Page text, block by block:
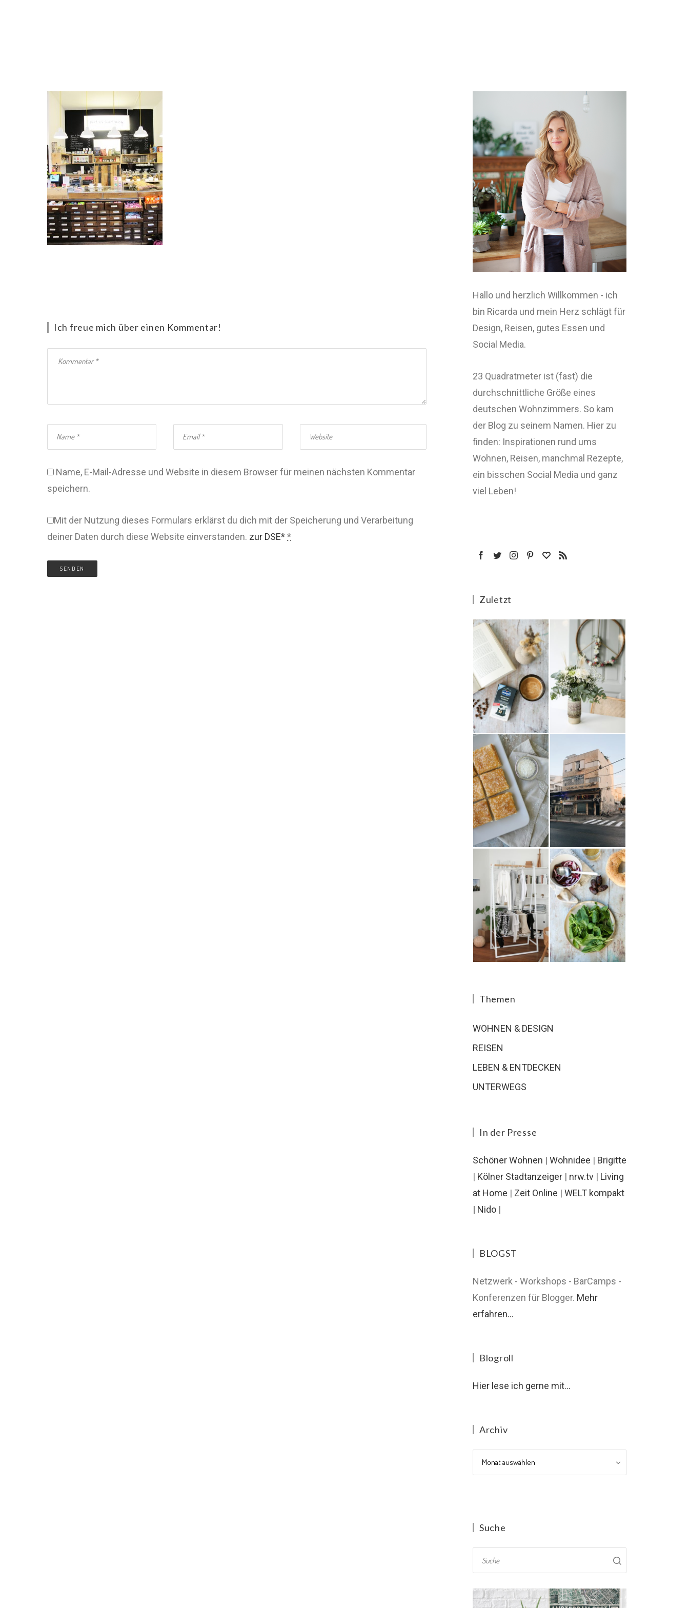
Ich freue mich über einen Kommentar!
Name, E-Mail-Adresse und Website in diesem Browser für meinen nächsten Kommentar
speichern.
Mit der Nutzung dieses Formulars erklärst du dich mit der Speicherung und Verarbeitung
deiner Daten durch diese Website einverstanden. zur DSE**
Hallo und herzlich Willkommen - ich
bin Ricarda und mein Herz schlägt für
Design, Reisen, gutes Essen und
Social Media.
23 Quadratmeter ist (fast) die
durchschnittliche Größe eines
deutschen Wohnzimmers. So kam
der Blog zu seinem Namen. Hier zu
finden: Inspirationen rund ums
Wohnen, Reisen, manchmal Rezepte,
ein bisschen Social Media und ganz
viel Leben!
Zuletzt
Themen
WOHNEN & DESIGN
REISEN
LEBEN & ENTDECKEN
UNTERWEGS
In der Presse
Schöner Wohnen | Wohnidee | Brigitte
| Kölner Stadtanzeiger | nrw.tv | Living
at Home | Zeit Online | WELT kompakt
| Nido |
BLOGST
Netzwerk - Workshops - BarCamps -
Konferenzen für Blogger. Mehr
erfahren...
Blogroll
Hier lese ich gerne mit...
Archiv
Archiv
Suche